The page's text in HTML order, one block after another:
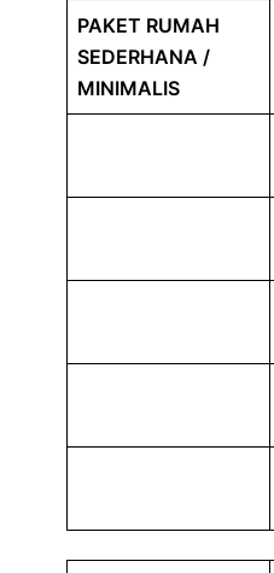
PAKET RUMAH
SEDERHANA /
MINIMALIS